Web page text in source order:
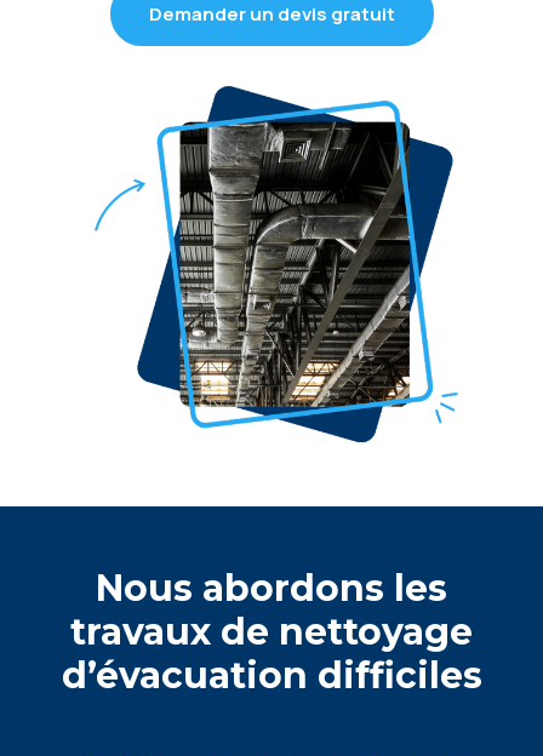
Demander un devis gratuit
Nous abordons lеs
travaux dе nеttoyagе
d’évacuation difficilеs